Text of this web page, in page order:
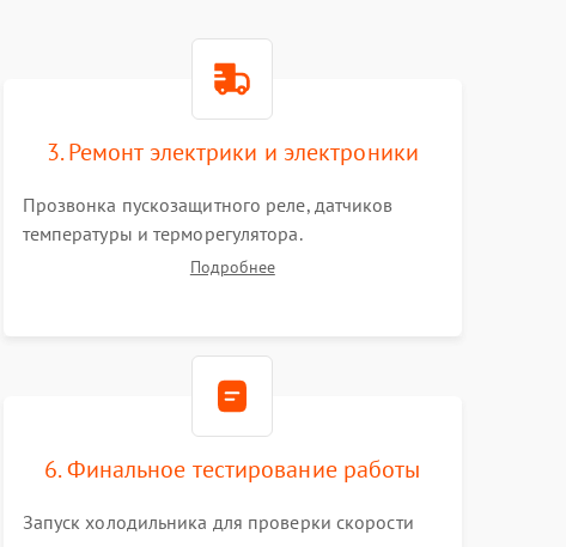
3. Ремонт электрики и электроники
Прозвонка пускозащитного реле, датчиков
температуры и терморегулятора.
Восстановление цепей питания системы No
Подробнее
6. Финальное тестирование работы
Запуск холодильника для проверки скорости